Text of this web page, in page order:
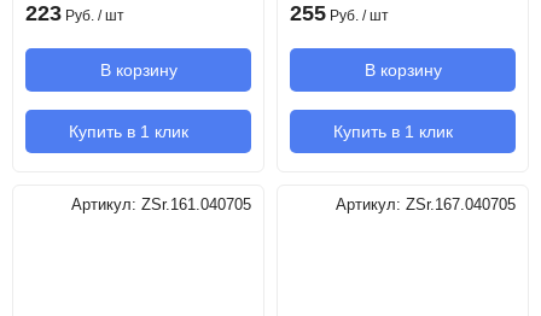
223 Руб. / шт
В корзину
Купить в 1 клик
255 Руб. / шт
В корзину
Купить в 1 клик
Артикул: ZSr.161.040705 Артикул: ZSr.167.040705